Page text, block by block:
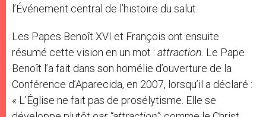
l’Événement central de l’histoire du salut.
Les Papes Benoît XVI et François ont ensuite
résumé cette vision en un mot : attraction. Le Pape
Benoît l’a fait dans son homélie d’ouverture de la
Conférence d’Aparecida, en 2007, lorsqu’il a déclaré :
« L’Église ne fait pas de prosélytisme. Elle se